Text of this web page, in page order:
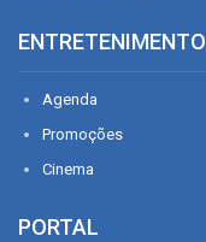
ENTRETENIMENTO
Agenda
Promoções
Cinema
PORTAL